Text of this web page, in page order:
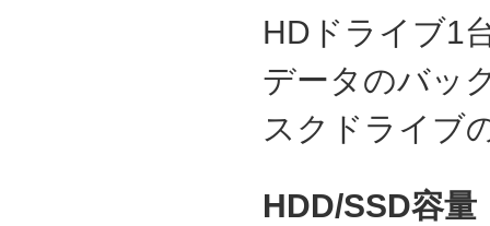
HDドライブ1
データのバッ
スクドライブ
HDD/SSD容量